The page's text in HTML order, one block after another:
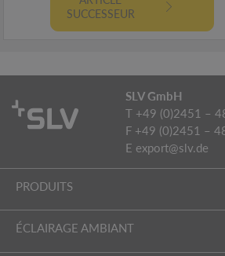
SUCCESSEUR
SLV GmbH
T +49 (0)2451 –
F +49 (0)2451 –
E export@slv.de
PRODUITS
ÉCLAIRAGE AMBIANT